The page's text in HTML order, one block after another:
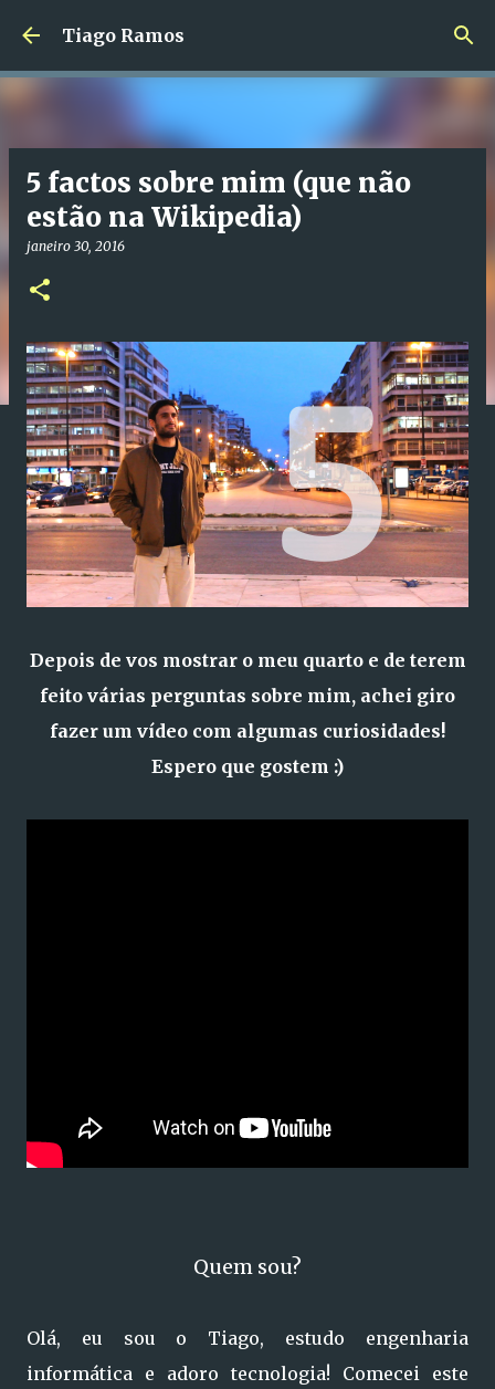
Avançar para o conteúdo principal
Tiago Ramos
5 factos sobre mim (que não
estão na Wikipedia)
janeiro 30, 2016
Depois de vos mostrar o meu quarto e de terem
feito várias perguntas sobre mim, achei giro
fazer um vídeo com algumas curiosidades!
Espero que gostem :)
Quem sou?
Olá, eu sou o Tiago, estudo engenharia
informática e adoro tecnologia! Comecei este